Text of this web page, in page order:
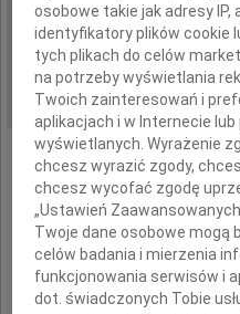
IMIĘ I NAZWISKO:
REGION: cała Polska
DATA EMISJI: 10.12.2009
osobowe takie jak adresy IP,
identyfikatory plików cookie
tych plikach do celów
na potrzeby wyświetlania
Twoich zainteresowań i
aplikacjach i w Internecie
wyświetlanych. Wyrażenie
chcesz wyrazić zgody,
chcesz wycofać zgodę
„Ustawień
Twoje dane osobowe mogą
celów badania i mierzenia
funkcjonowania serwisów i
dot. świadczonych Tobie